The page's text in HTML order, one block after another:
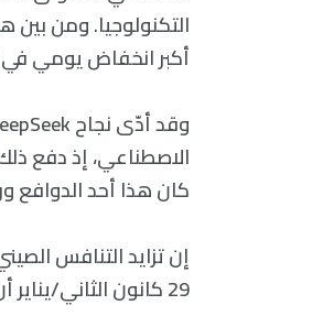
أكبر انخفاض يومي في
كان هذا أحد الدوافع
29 كانون الثاني/يناير أن DeepSeek احتالت على جزء من نماذج OpenAI لتدريب نموذجها الخاص.